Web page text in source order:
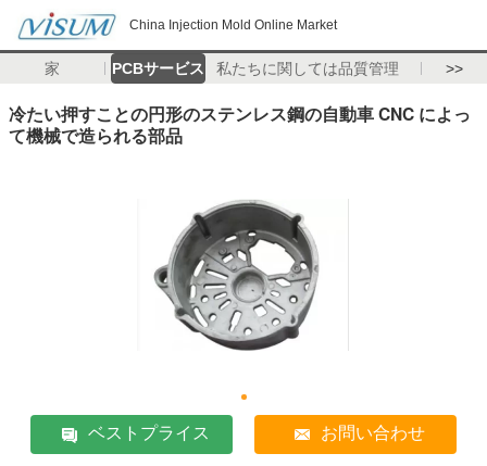
China Injection Mold Online Market
家 PCBサービス 私たちに関しては品質管理 >>
冷たい押すことの円形のステンレス鋼の自動車 CNC によっ
て機械で造られる部品
ベストプライス お問い合わせ